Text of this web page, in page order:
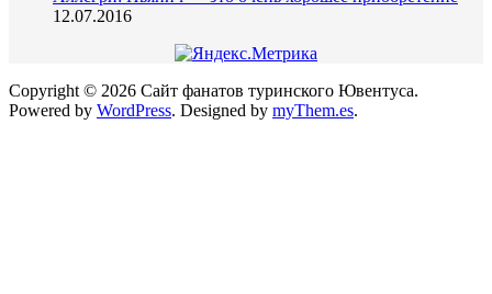
12.07.2016
Copyright © 2026 Сайт фанатов туринского Ювентуса.
Powered by WordPress. Designed by myThem.es.